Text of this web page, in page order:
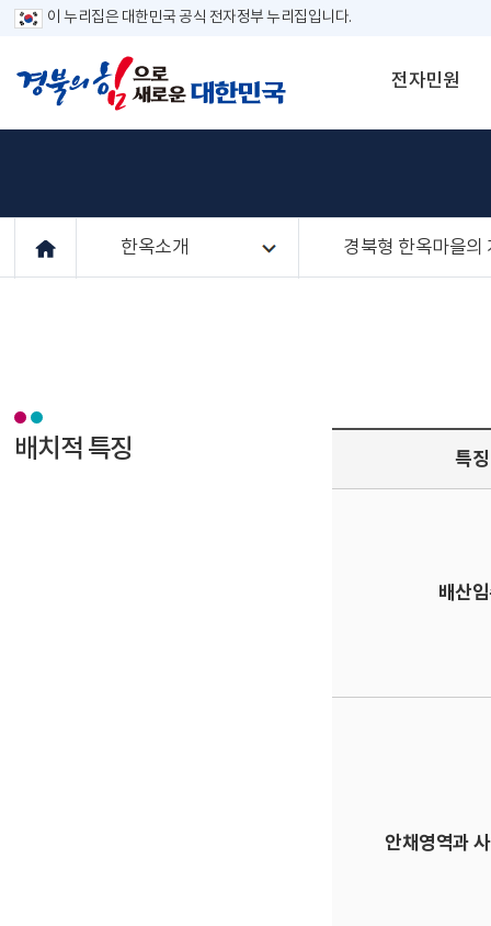
이 누리집은 대한민국 공식 전자정부 누리집입니다.
전자민원
한옥소개 경북형 한옥마을의
배치적 특징 특징
배산
안채영역과